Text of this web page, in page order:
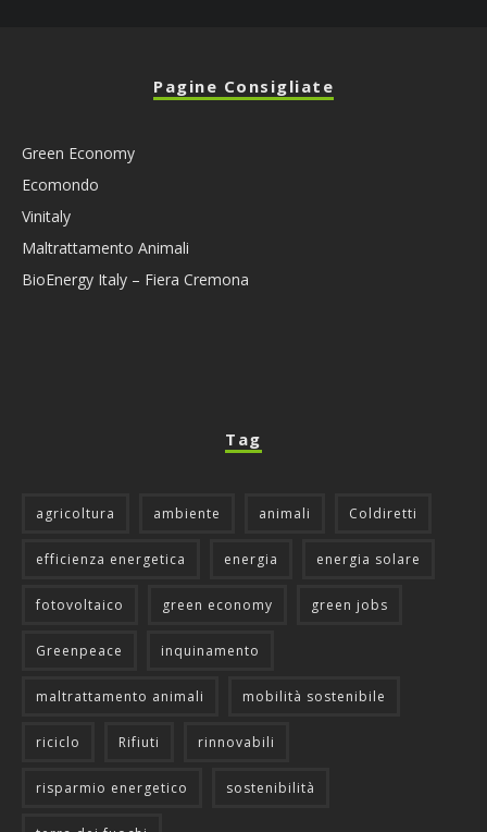
Pagine Consigliate
Green Economy
Ecomondo
Vinitaly
Maltrattamento Animali
BioEnergy Italy – Fiera Cremona
Tag
agricoltura ambiente animali Coldiretti
efficienza energetica energia energia solare
fotovoltaico green economy green jobs
Greenpeace inquinamento
maltrattamento animali mobilità sostenibile
riciclo Rifiuti rinnovabili
risparmio energetico sostenibilità